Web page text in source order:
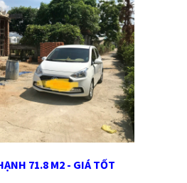
71.8 M2 - GIÁ TỐT